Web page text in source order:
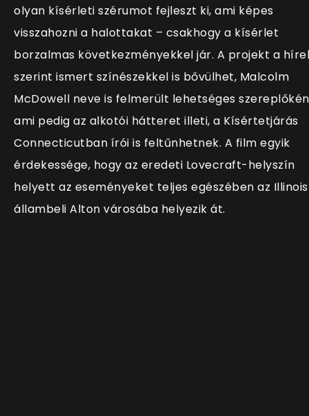
olyan kísérleti szérumot fejleszt ki, ami képes
visszahozni a halottakat – csakhogy a kísérlet
borzalmas következményekkel jár. A projekt a
szerint ismert színészekkel is bővülhet, Malcolm
McDowell neve is felmerült lehetséges
ami pedig az alkotói hátteret illeti, a Kísértetjárás
Connecticutban írói is feltűnhetnek. A film egyik
érdekessége, hogy az eredeti Lovecraft-helyszín
helyett az eseményeket teljes egészében az Illinois
állambeli Alton városába helyezik át.